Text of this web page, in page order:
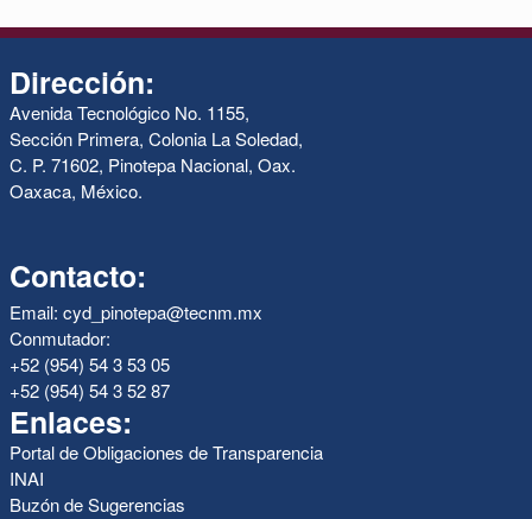
Dirección:
Avenida Tecnológico No. 1155,
Sección Primera, Colonia La Soledad,
C. P. 71602, Pinotepa Nacional, Oax.
Oaxaca, México.
Contacto:
Email: cyd_pinotepa@tecnm.mx
Conmutador:
+52 (954) 54 3 53 05
+52 (954) 54 3 52 87
Enlaces:
Portal de Obligaciones de Transparencia
INAI
Buzón de Sugerencias